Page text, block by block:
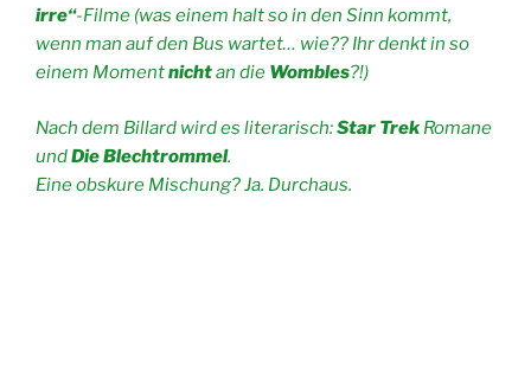
irre“-Filme (was einem halt so in den Sinn kommt,
wenn man auf den Bus wartet… wie?? Ihr denkt in so
einem Momentnichtan die Wombles?!)
Nach dem Billard wird es literarisch:Star Trek Romane
undDie Blechtrommel.
Eine obskure Mischung? Ja. Durchaus.